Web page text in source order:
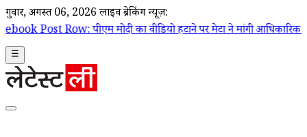
गुरूवार, अगस्त 06, 2026 लाइव ब्रेकिंग न्यूज़:
मोदी का वीडियो हटाने पर मेटा ने मांगी आधिकारिक माफी; Joel
☰